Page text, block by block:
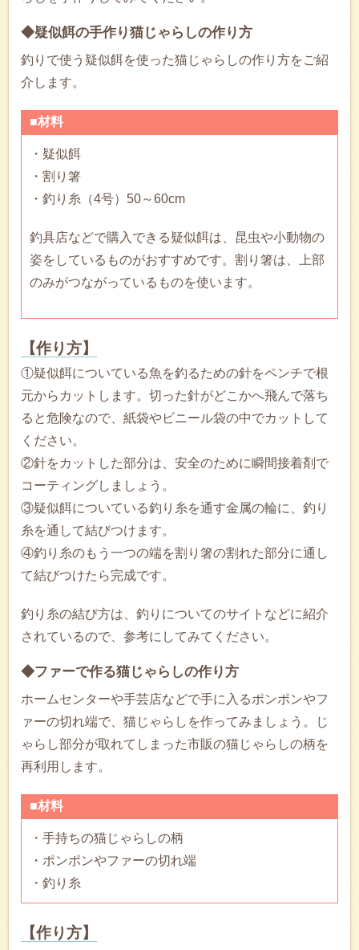
◆疑似餌の手作り猫じゃらしの作り方
釣りで使う疑似餌を使った猫じゃらしの作り方をご紹
介します。
■材料
・疑似餌
・割り箸
・釣り糸（4号）50～60cm
釣具店などで購入できる疑似餌は、昆虫や小動物の
姿をしているものがおすすめです。割り箸は、上部
のみがつながっているものを使います。
【作り方】
①疑似餌についている魚を釣るための針をペンチで根
元からカットします。切った針がどこかへ飛んで落ち
ると危険なので、紙袋やビニール袋の中でカットして
ください。
②針をカットした部分は、安全のために瞬間接着剤で
コーティングしましょう。
③疑似餌についている釣り糸を通す金属の輪に、釣り
糸を通して結びつけます。
④釣り糸のもう一つの端を割り箸の割れた部分に通し
て結びつけたら完成です。
釣り糸の結び方は、釣りについてのサイトなどに紹介
されているので、参考にしてみてください。
◆ファーで作る猫じゃらしの作り方
ホームセンターや手芸店などで手に入るポンポンやフ
ァーの切れ端で、猫じゃらしを作ってみましょう。じ
ゃらし部分が取れてしまった市販の猫じゃらしの柄を
再利用します。
■材料
・手持ちの猫じゃらしの柄
・ポンポンやファーの切れ端
・釣り糸
【作り方】